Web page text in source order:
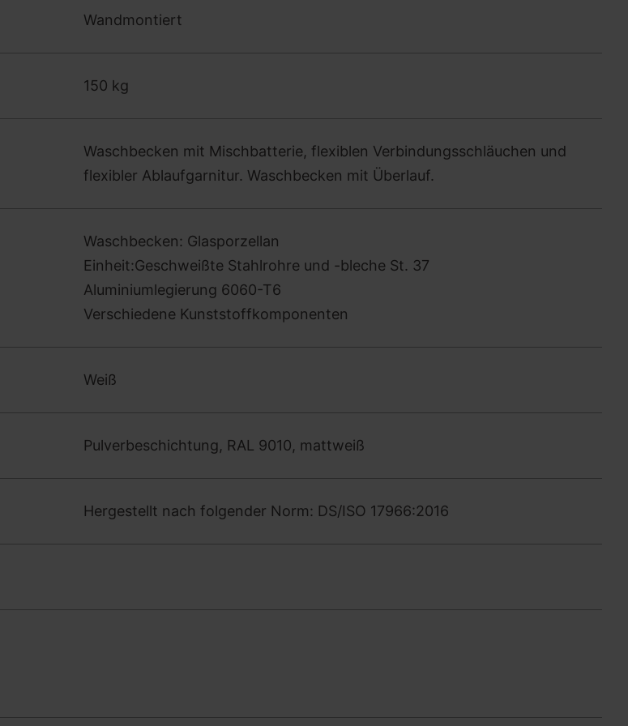
Wandmontiert
150 kg
Waschbecken mit Mischbatterie, flexiblen Verbindungsschläuchen und
flexibler Ablaufgarnitur. Waschbecken mit Überlauf.
Waschbecken: Glasporzellan
Einheit:Geschweißte Stahlrohre und -bleche St. 37
Aluminiumlegierung 6060-T6
Verschiedene Kunststoffkomponenten
Weiß
Pulverbeschichtung, RAL 9010, mattweiß
Hergestellt nach folgender Norm: DS/ISO 17966:2016